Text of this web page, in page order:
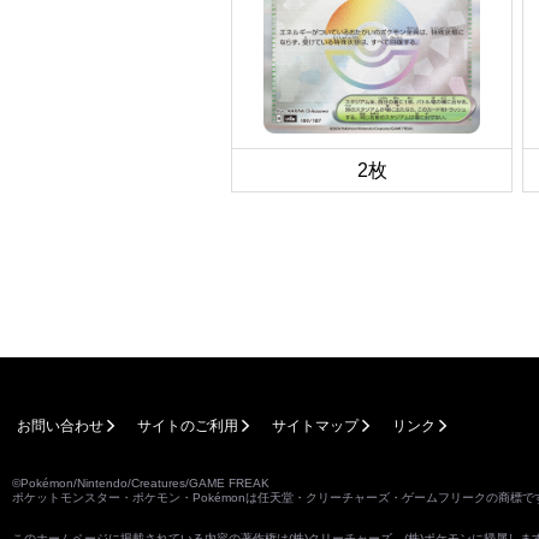
2枚
お問い合わせ サイトのご利用 サイトマップ リンク
©Pokémon/Nintendo/Creatures/GAME FREAK
ポケットモンスター・ポケモン・Pokémonは任天堂・クリーチャーズ・ゲームフリークの商標で